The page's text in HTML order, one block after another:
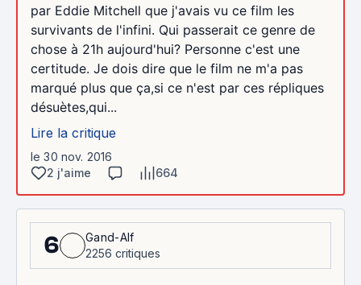
par Eddie Mitchell que j'avais vu ce film les
survivants de l'infini. Qui passerait ce genre de
chose à 21h aujourd'hui? Personne c'est une
certitude. Je dois dire que le film ne m'a pas
marqué plus que ça,si ce n'est par ces répliques
désuètes,qui...
Lire la critique
le 30 nov. 2016
2 j'aime
664
6
Gand-Alf
2256 critiques